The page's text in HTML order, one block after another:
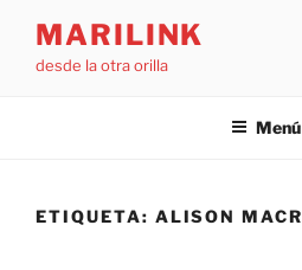
contenido
MARILINK
desde la otra orilla
Menú
ETIQUETA: ALISON